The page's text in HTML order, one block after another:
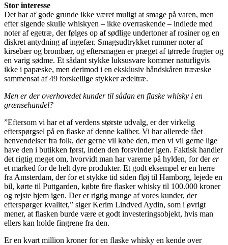
Stor interesse
Det har af gode grunde ikke været muligt at smage på varen, men
efter sigende skulle whiskyen – ikke overraskende – indlede med
noter af egetræ, der følges op af sødlige undertoner af rosiner og en
diskret antydning af ingefær. Smagsudtrykket rummer noter af
kirsebær og brombær, og eftersmagen er præget af tørrede frugter og
en varig sødme. Et sådant stykke luksusvare kommer naturligvis
ikke i papæske, men derimod i en eksklusiv håndskåren trææske
sammensat af 49 forskellige stykker ædeltræ.
Men er der overhovedet kunder til sådan en flaske whisky i en
grænsehandel?
”Eftersom vi har et af verdens største udvalg, er der virkelig
efterspørgsel på en flaske af denne kaliber. Vi har allerede fået
henvendelser fra folk, der gerne vil købe den, men vi vil gerne lige
have den i butikken først, inden den forsvinder igen. Faktisk handler
det rigtig meget om, hvorvidt man har varerne på hylden, for derer
et marked for de helt dyre produkter. Et godt eksempel er en herre
fra Amsterdam, der for et stykke tid siden fløj til Hamborg, lejede en
bil, kørte til Puttgarden, købte fire flasker whisky til 100.000 kroner
og rejste hjem igen. Der er rigtig mange af vores kunder, der
efterspørger kvalitet,” siger Kerim Lindved Aydin, som i øvrigt
mener, at flasken burde være et godt investeringsobjekt, hvis man
ellers kan holde fingrene fra den.
Er en kvart million kroner for en flaske whisky en kende over